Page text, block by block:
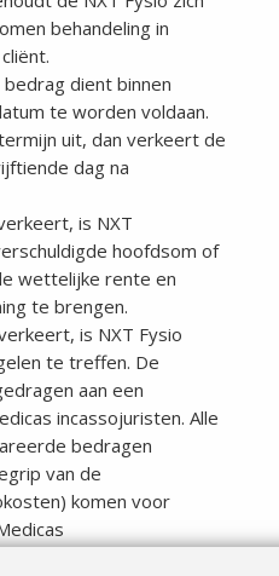
behandeling in
dient binnen
te worden voldaan.
uit, dan verkeert de
dag na
is NXT
hoofdsom of
wettelijke rente en
te brengen.
is NXT Fysio
te treffen. De
aan een
incassojuristen. Alle
bedragen
van de
komen voor